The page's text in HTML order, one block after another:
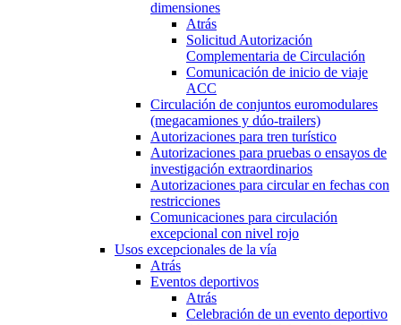
dimensiones
Atrás
Solicitud Autorización
Complementaria de Circulación
Comunicación de inicio de viaje
ACC
Circulación de conjuntos euromodulares
(megacamiones y dúo-trailers)
Autorizaciones para tren turístico
Autorizaciones para pruebas o ensayos de
investigación extraordinarios
Autorizaciones para circular en fechas con
restricciones
Comunicaciones para circulación
excepcional con nivel rojo
Usos excepcionales de la vía
Atrás
Eventos deportivos
Atrás
Celebración de un evento deportivo